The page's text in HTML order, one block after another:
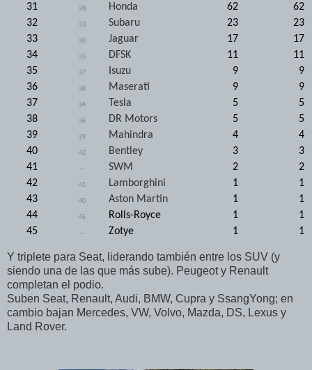
31
28 Honda 62
62
32
33 Subaru 23
23
33
30 Jaguar 17
17
34
35 DFSK 11
11
35
37 Isuzu 9
9
36
38 Maserati 9
9
37
34 Tesla 5
5
38
36 DR Motors 5
5
39
39 Mahindra 4
4
40
42 Bentley 3
3
41
--- SWM 2
2
42
41 Lamborghini 1
1
43
40 Aston Martin 1
1
44
45 Rolls-Royce 1
1
45
--- Zotye 1 1
Y triplete para Seat, liderando también entre los SUV (y
siendo una de las que más sube). Peugeot y Renault
completan el podio.
Suben Seat, Renault, Audi, BMW, Cupra y SsangYong; en
cambio bajan Mercedes, VW, Volvo, Mazda, DS, Lexus y
Land Rover.